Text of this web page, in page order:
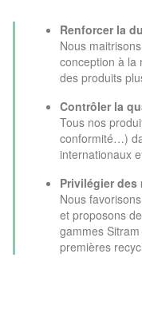
Renforcer la
Nous
conception à la
des produits
Contrôler la
Tous nos
conformité…)
internationaux
Privilégier des
Nous
et proposons
gammes
premières